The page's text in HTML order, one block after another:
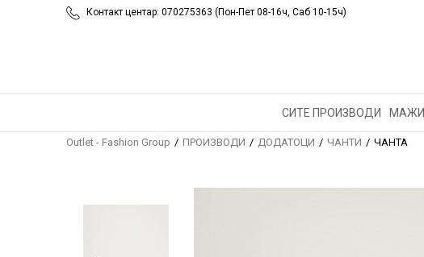
Контакт центар: 070275363 (Пон-Пет 08-16ч, Саб 10-15ч)
СИТЕ ПРОИЗВОДИ МАЖИ
Outlet - Fashion Group ПРОИЗВОДИ ДОДАТОЦИ ЧАНТИ ЧАНТА